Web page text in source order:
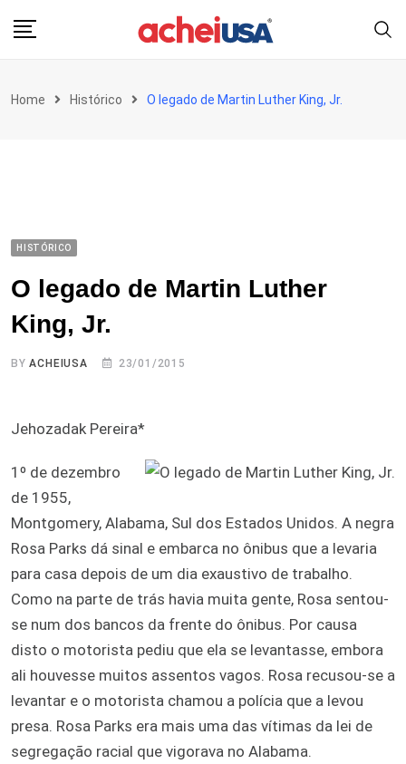
Home Histórico O legado de Martin Luther King, Jr.
HISTÓRICO
O legado de Martin Luther
King, Jr.
BYACHEIUSA 23/01/2015
Jehozadak Pereira*
1º de dezembro
de 1955,
Montgomery, Alabama, Sul dos Estados Unidos. A negra
Rosa Parks dá sinal e embarca no ônibus que a levaria
para casa depois de um dia exaustivo de trabalho.
Como na parte de trás havia muita gente, Rosa sentou-
se num dos bancos da frente do ônibus. Por causa
disto o motorista pediu que ela se levantasse, embora
ali houvesse muitos assentos vagos. Rosa recusou-se a
levantar e o motorista chamou a polícia que a levou
presa. Rosa Parks era mais uma das vítimas da lei de
segregação racial que vigorava no Alabama.